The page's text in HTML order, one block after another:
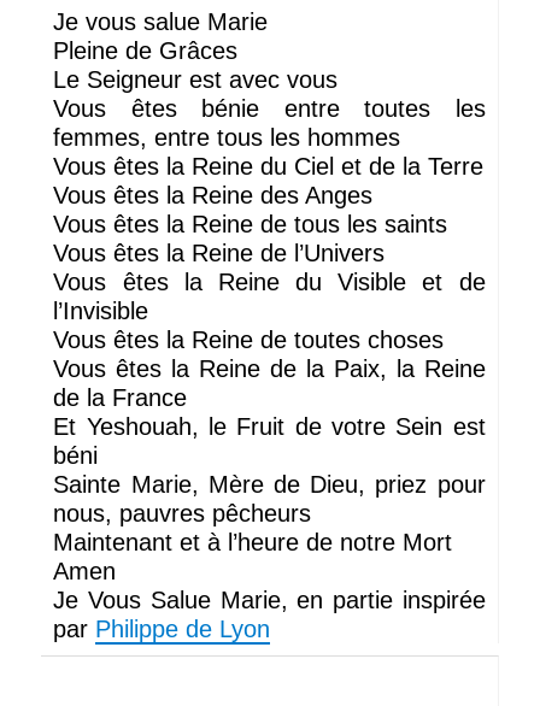
Je vous salue Marie
Pleine de Grâces
Le Seigneur est avec vous
Vous êtes bénie entre toutes les
femmes, entre tous les hommes
Vous êtes la Reine du Ciel et de la Terre
Vous êtes la Reine des Anges
Vous êtes la Reine de tous les saints
Vous êtes la Reine de l’Univers
Vous êtes la Reine du Visible et de
l’Invisible
Vous êtes la Reine de toutes choses
Vous êtes la Reine de la Paix, la Reine
de la France
Et Yeshouah, le Fruit de votre Sein est
béni
Sainte Marie, Mère de Dieu, priez pour
nous, pauvres pêcheurs
Maintenant et à l’heure de notre Mort
Amen
Je Vous Salue Marie, en partie inspirée
par Philippe de Lyon